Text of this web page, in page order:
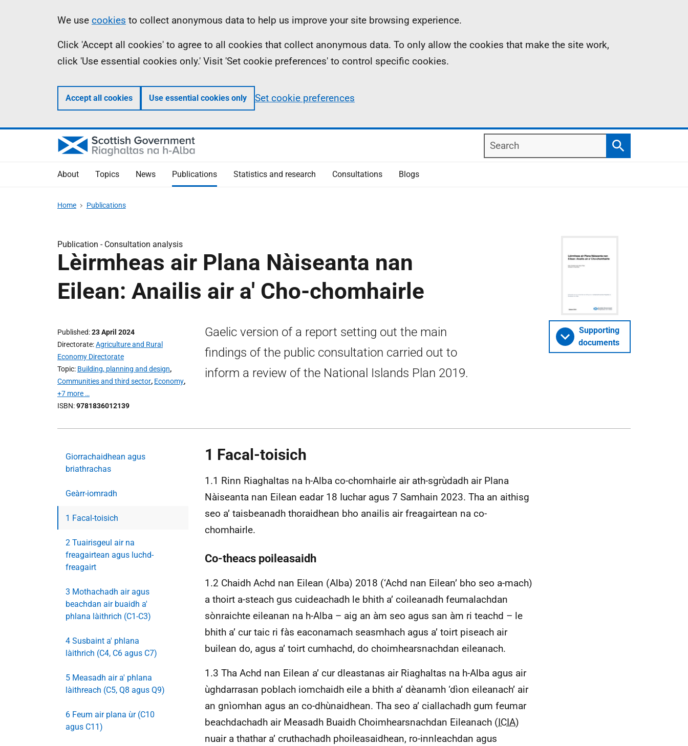
Information
We use cookies to collect anonymous data to help us improve your site browsing experience.
Click 'Accept all cookies' to agree to all cookies that collect anonymous data. To only allow the cookies that make the site work,
click 'Use essential cookies only.' Visit 'Set cookie preferences' to control specific cookies.
Accept all cookies Use essential cookies only Set cookie preferences
Search
Search
About Topics News Publications Statistics and research Consultations Blogs
Home Publications
Publication - Consultation analysis
Lèirmheas air Plana Nàiseanta nan
Eilean: Anailis air a' Cho-chomhairle
Published 23 April 2024
Directorate Agriculture and Rural
Economy Directorate
Topic Building, planning and design,
Communities and third sector, Economy,
+7 more …
ISBN 9781836012139
Gaelic version of a report setting out the main
findings of the public consultation carried out to
inform a review of the National Islands Plan 2019.
Supporting
documents
Giorrachaidhean agus
briathrachas
Geàrr-iomradh
1 Facal-toisich
2 Tuairisgeul air na
freagairtean agus luchd-
freagairt
3 Mothachadh air agus
beachdan air buaidh a'
phlana làithrich (C1-C3)
4 Susbaint a' phlana
làithrich (C4, C6 agus C7)
5 Measadh air a' phlana
làithreach (C5, Q8 agus Q9)
6 Feum air plana ùr (C10
agus C11)
1 Facal-toisich
1.1 Rinn Riaghaltas na h-Alba co-chomhairle air ath-sgrùdadh air Plana
Nàiseanta nan Eilean eadar 18 Iuchar agus 7 Samhain 2023. Tha an aithisg
seo a’ taisbeanadh thoraidhean bho anailis air freagairtean na co-
chomhairle.
Co-theacs poileasaidh
1.2 Chaidh Achd nan Eilean (Alba) 2018 (‘Achd nan Eilean’ bho seo a-mach)
a thoirt a-steach gus cuideachadh le bhith a’ coileanadh feumalachdan
sònraichte eileanan na h-Alba – aig an àm seo agus san àm ri teachd – le
bhith a’ cur taic ri fàs eaconamach seasmhach agus a’ toirt piseach air
builean do, agus a’ toirt cumhachd, do choimhearsnachdan eileanach.
1.3 Tha Achd nan Eilean a’ cur dleastanas air Riaghaltas na h-Alba agus air
ùghdarrasan poblach iomchaidh eile a bhith a’ dèanamh ‘dìon eileanach’ air
an gnìomhan agus an co-dhùnaidhean. Tha seo a’ ciallachadh gum feumar
beachdachadh air Measadh Buaidh Choimhearsnachdan Eileanach (ICIA)
nuair a thathar a’ cruthachadh phoileasaidhean, ro-innleachdan agus